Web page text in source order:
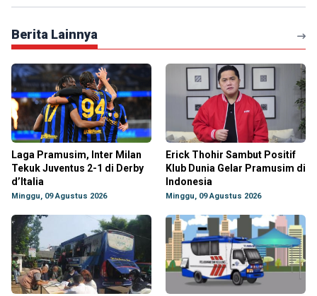
Berita Lainnya
Laga Pramusim, Inter Milan
Tekuk Juventus 2-1 di Derby
d’Italia
Minggu, 09 Agustus 2026
Erick Thohir Sambut Positif
Klub Dunia Gelar Pramusim di
Indonesia
Minggu, 09 Agustus 2026